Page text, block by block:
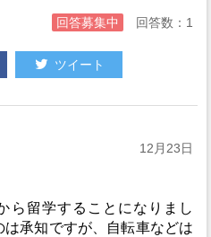
回答募集中 回答数：1
ツイート
12月23日
ら留学することになりまし
承知ですが、自転車などは